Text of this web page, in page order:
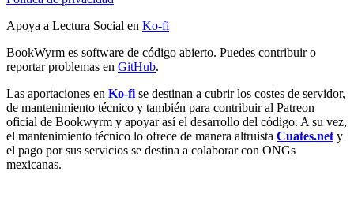
Apoya a Lectura Social en Ko-fi
BookWyrm es software de código abierto. Puedes contribuir o
reportar problemas en GitHub.
Las aportaciones en Ko-fi se destinan a cubrir los costes de servidor,
de mantenimiento técnico y también para contribuir al Patreon
oficial de Bookwyrm y apoyar así el desarrollo del código. A su vez,
el mantenimiento técnico lo ofrece de manera altruista Cuates.net y
el pago por sus servicios se destina a colaborar con ONGs
mexicanas.